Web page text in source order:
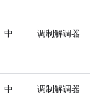
中 调制解调器
中 调制解调器